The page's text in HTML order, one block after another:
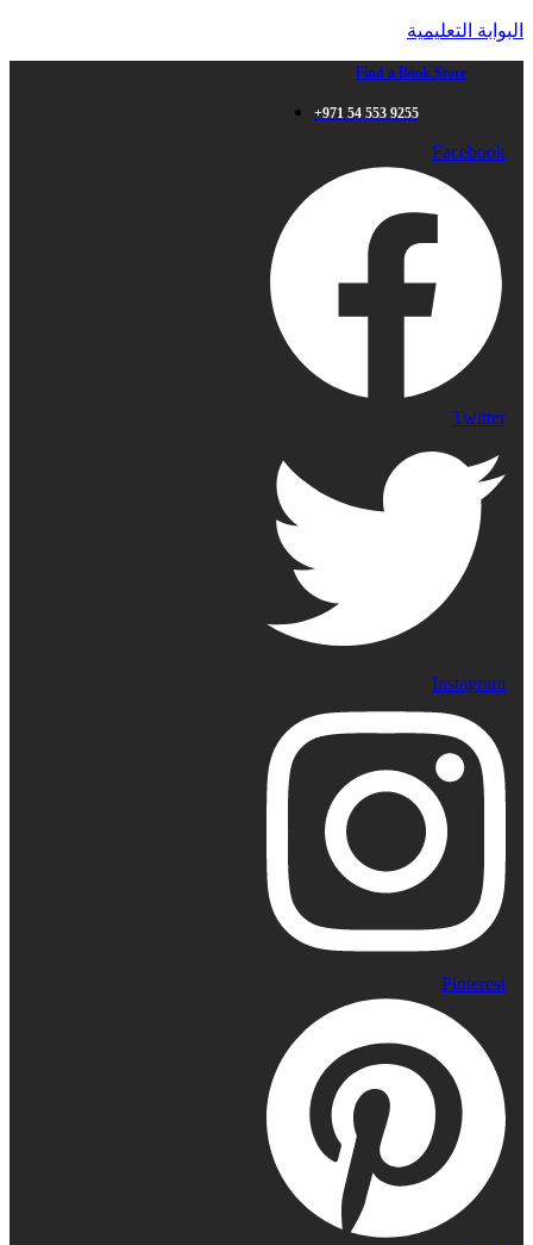
البوابة التعليمية
Find a Book Store
+971 54 553 9255
Facebook
Twitter
Instagram
Pinterest